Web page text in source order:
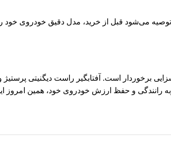
می‌شود قبل از خرید، مدل دقیق خودروی خود را
برخوردار است. آفتابگیر راست دیگنیتی پرستیژ و
رانندگی و حفظ ارزش خودروی خود، همین امروز